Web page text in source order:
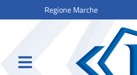
Regione Marche